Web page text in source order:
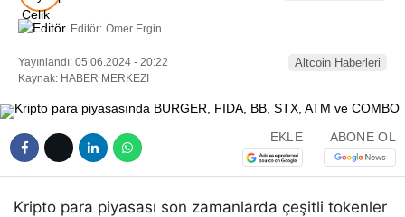
Editör: Ömer Ergin
Yayınlandı: 05.06.2024 - 20:22
Kaynak: HABER MERKEZI
Altcoin Haberleri
EKLE ABONE OL
Kripto para piyasası son zamanlarda çeşitli tokenler